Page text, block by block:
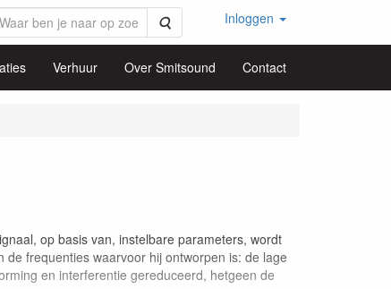
Zoeken Inloggen
Verhuur Over Smitsound Contact
op basis van, instelbare parameters, wordt
frequenties waarvoor hij ontworpen is: de lage
en interferentie gereduceerd, hetgeen de